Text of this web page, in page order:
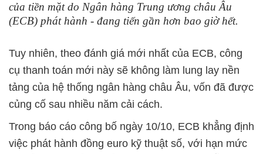
của tiền mặt do Ngân hàng Trung ương châu Âu
(ECB) phát hành - đang tiến gần hơn bao giờ hết.
Tuy nhiên, theo đánh giá mới nhất của ECB, công
cụ thanh toán mới này sẽ không làm lung lay nền
tảng của hệ thống ngân hàng châu Âu, vốn đã được
củng cố sau nhiều năm cải cách.
Trong báo cáo công bố ngày 10/10, ECB khẳng định
việc phát hành đồng euro kỹ thuật số, với hạn mức